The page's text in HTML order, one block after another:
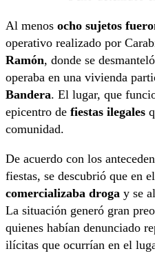
Al menos ocho sujetos
operativo realizado por
Ramón, donde se
operaba en una vivienda
Bandera. El lugar, que
epicentro de fiestas ilegales
comunidad.
De acuerdo con los
fiestas, se descubrió que en
comercializaba droga y se
La situación generó gran
quienes habían denunciado
ilícitas que ocurrían en el